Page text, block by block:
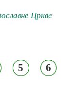
Цркве
5 6